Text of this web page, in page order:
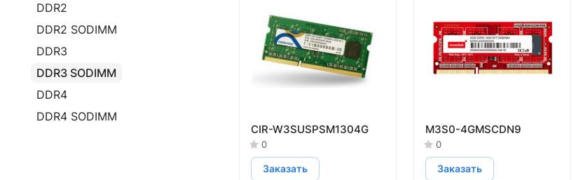
CIR-W3SUSPSM1304G
0
Заказать
M3S0-4GMSCDN9
0
Заказать
DDR2
DDR2 SODIMM
DDR3
DDR3 SODIMM
DDR4
DDR4 SODIMM